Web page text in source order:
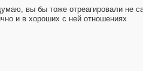
вы бы тоже отреагировали
и в хороших с ней отношениях